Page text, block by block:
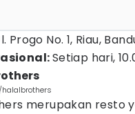
Progo No. 1, Riau,
Setiap hari,
merupakan resto